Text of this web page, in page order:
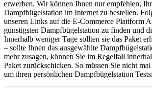
erwerben. Wir können Ihnen nur empfehlen,
Dampfbügelstation im Internet zu bestellen.
unseren Links auf die E-Commerce Plattform
günstigsten Dampfbügelstation zu finden und
Innerhalb weniger Tage sollten sie das Paket
– sollte Ihnen das ausgewählte
mehr zusagen, können Sie im Regelfall
Paket zurückschicken. So müssen Sie nicht mal
um ihren persönlichen Dampfbügelstation